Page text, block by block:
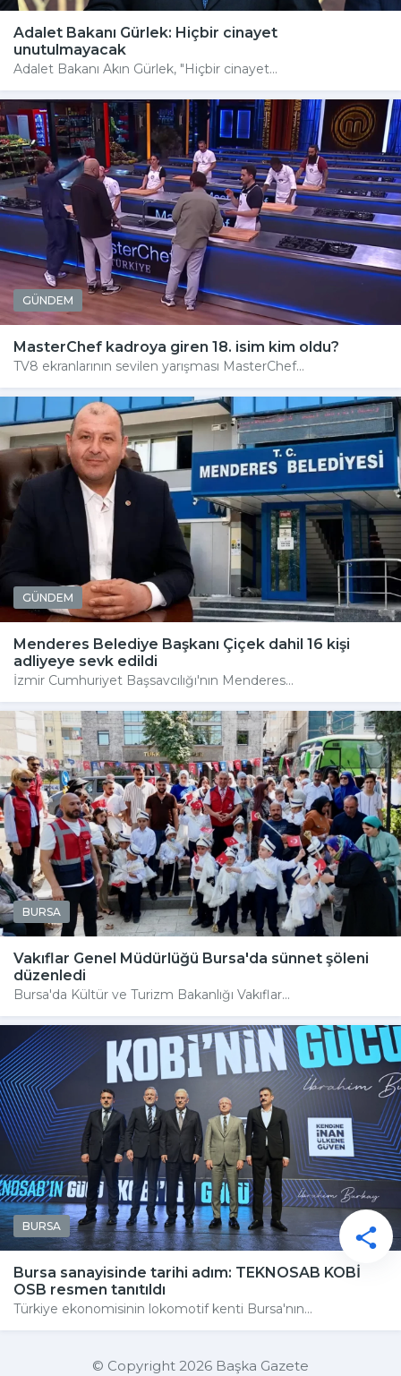
Adalet Bakanı Gürlek: Hiçbir cinayet
unutulmayacak
Adalet Bakanı Akın Gürlek, "Hiçbir cinayet...
GÜNDEM
MasterChef kadroya giren 18. isim kim oldu?
TV8 ekranlarının sevilen yarışması MasterChef...
GÜNDEM
Menderes Belediye Başkanı Çiçek dahil 16 kişi
adliyeye sevk edildi
İzmir Cumhuriyet Başsavcılığı'nın Menderes...
BURSA
Vakıflar Genel Müdürlüğü Bursa'da sünnet şöleni
düzenledi
Bursa'da Kültür ve Turizm Bakanlığı Vakıflar...
BURSA
Bursa sanayisinde tarihi adım: TEKNOSAB KOBİ
OSB resmen tanıtıldı
Türkiye ekonomisinin lokomotif kenti Bursa'nın...
© Copyright 2026 Başka Gazete